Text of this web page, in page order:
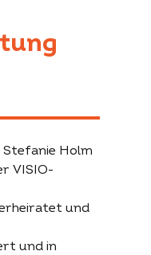
Aktiv werden
Stefanie Holm
VISIO-
und
und in